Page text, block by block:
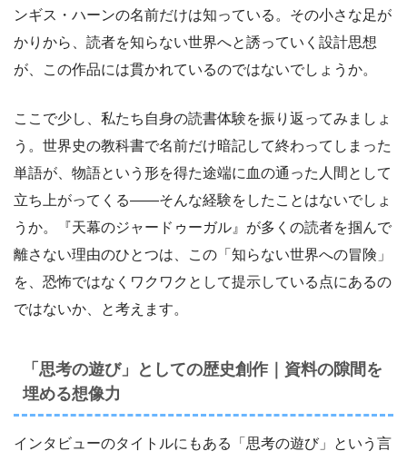
ンギス・ハーンの名前だけは知っている。その小さな足が
かりから、読者を知らない世界へと誘っていく設計思想
が、この作品には貫かれているのではないでしょうか。
ここで少し、私たち自身の読書体験を振り返ってみましょ
う。世界史の教科書で名前だけ暗記して終わってしまった
単語が、物語という形を得た途端に血の通った人間として
立ち上がってくる――そんな経験をしたことはないでしょ
うか。『天幕のジャードゥーガル』が多くの読者を掴んで
離さない理由のひとつは、この「知らない世界への冒険」
を、恐怖ではなくワクワクとして提示している点にあるの
ではないか、と考えます。
「思考の遊び」としての歴史創作｜資料の隙間を
埋める想像力
インタビューのタイトルにもある「思考の遊び」という言